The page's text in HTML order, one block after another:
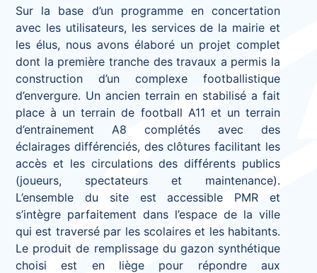
Sur la base d’un programme en concertation
avec les utilisateurs, les services de la mairie et
les élus, nous avons élaboré un projet complet
dont la première tranche des travaux a permis la
construction d’un complexe footballistique
d’envergure. Un ancien terrain en stabilisé a fait
place à un terrain de football A11 et un terrain
d’entrainement A8 complétés avec des
éclairages différenciés, des clôtures facilitant les
accès et les circulations des différents publics
(joueurs, spectateurs et maintenance).
L’ensemble du site est accessible PMR et
s’intègre parfaitement dans l’espace de la ville
qui est traversé par les scolaires et les habitants.
Le produit de remplissage du gazon synthétique
choisi est en liège pour répondre aux